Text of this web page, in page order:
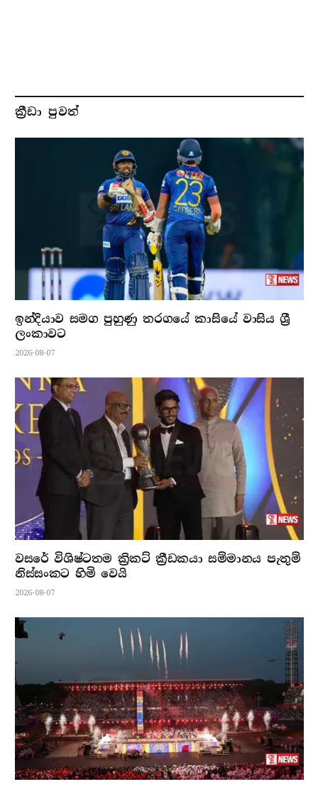
ක්‍රීඩා පුවත්
ඉන්දියාව සමග පුහුණු තරගයේ කාසියේ වාසිය ශ්‍රී
ලංකාවට
2026-08-07
වසරේ විශිෂ්ටතම ක්‍රිකට් ක්‍රීඩකයා සම්මානය පැතුම්
නිස්සංකට හිමි වෙයි
2026-08-07